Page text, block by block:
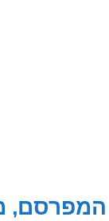
המפרסם,